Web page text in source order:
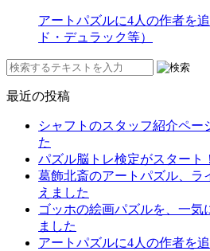
アートパズルに4人の作者を
ド・デュラック等）
最近の投稿
シャフトのスタッフ紹介ペー
た
パズル脳トレ検定がスタート！
葛飾北斎のアートパズル、ラ
えました
ゴッホの絵画パズルを、一気
ました
アートパズルに4人の作者を